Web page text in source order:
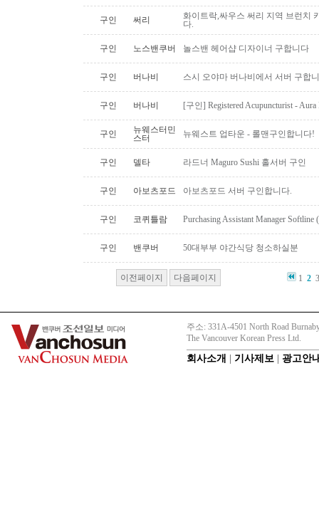
구인 써리
화이트락,싸우스 써리 지역 브런치
다.
구인 노스밴쿠버 놀스밴 헤어샵 디자이너 구합니다
구인 버나비 스시 오야마 버나비에서 서버 구합
구인 버나비 [구인] Registered Acupuncturist -
구인
뉴웨스터민
스터
뉴웨스트 업타운 - 롤맨구인합니다!
구인 델타 라드너 Maguro Sushi 홀서버 구인
구인 아보츠포드 아보츠포드 서버 구인합니다.
구인 코퀴틀람 Purchasing Assistant Manager Softline
구인 밴쿠버 50대부부 야간식당 청소하실분
이전페이지 다음페이지 1 2
주소: 331A-4501 North Road
The Vancouver Korean Press Ltd.
회사소개 기사제보 광고안